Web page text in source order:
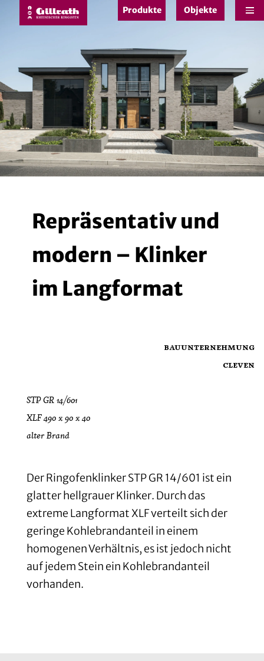
Produkte Objekte
Repräsentativ und
modern – Klinker
im Langformat
bauunternehmung
cleven
STP GR 14/601
XLF 490 x 90 x 40
alter Brand
Der Ringofenklinker STP GR 14/601 ist ein
glatter hellgrauer Klinker. Durch das
extreme Langformat XLF verteilt sich der
geringe Kohlebrandanteil in einem
homogenen Verhältnis, es ist jedoch nicht
auf jedem Stein ein Kohlebrandanteil
vorhanden.